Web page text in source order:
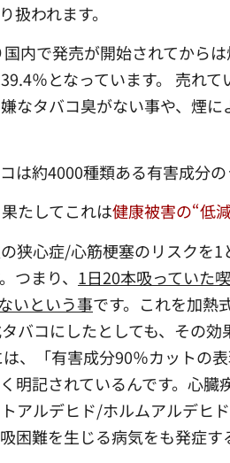
扱われます。
内で発売が開始されてから
％となっています。 売れ
なタバコ臭がない事や、煙
は約4000種類ある有害成分
たしてこれは健康被害の“低
狭心症/心筋梗塞のリスクを
つまり、 1日20本吸っていた
いという事です。これを加熱
バコにしたとしても、その
、「有害成分90％カットの
明記されているんです。心
アルデヒド/ホルムアルデヒ
困難を生じる病気をも発症す